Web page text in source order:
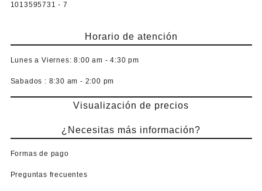
1013595731 - 7
Horario de atención
Lunes a Viernes: 8:00 am - 4:30 pm
Sabados : 8:30 am - 2:00 pm
Visualización de precios
¿Necesitas más información?
Formas de pago
Preguntas frecuentes